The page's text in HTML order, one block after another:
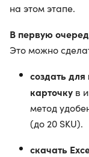
на этом этапе.
В первую
Это можно
создать
карточку в
метод
(до 20 SKU).
скачать